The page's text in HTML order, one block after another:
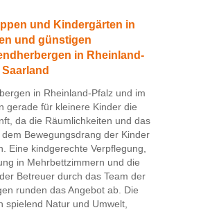
und Kindergärten in
und günstigen
in Rheinland-
in Rheinland-Pfalz und im
gerade für kleinere Kinder die
da die Räumlichkeiten und das
Bewegungsdrang der Kinder
Eine kindgerechte Verpflegung,
in Mehrbettzimmern und die
Betreuer durch das Team der
runden das Angebot ab. Die
spielend Natur und Umwelt,